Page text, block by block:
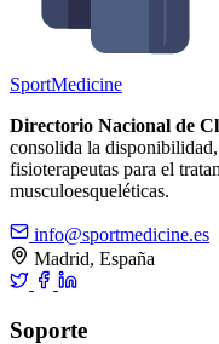
SportMedicine
Directorio Nacional de
consolida la
fisioterapeutas para el
musculoesqueléticas.
info@sportmedicine.es
Madrid, España
Soporte